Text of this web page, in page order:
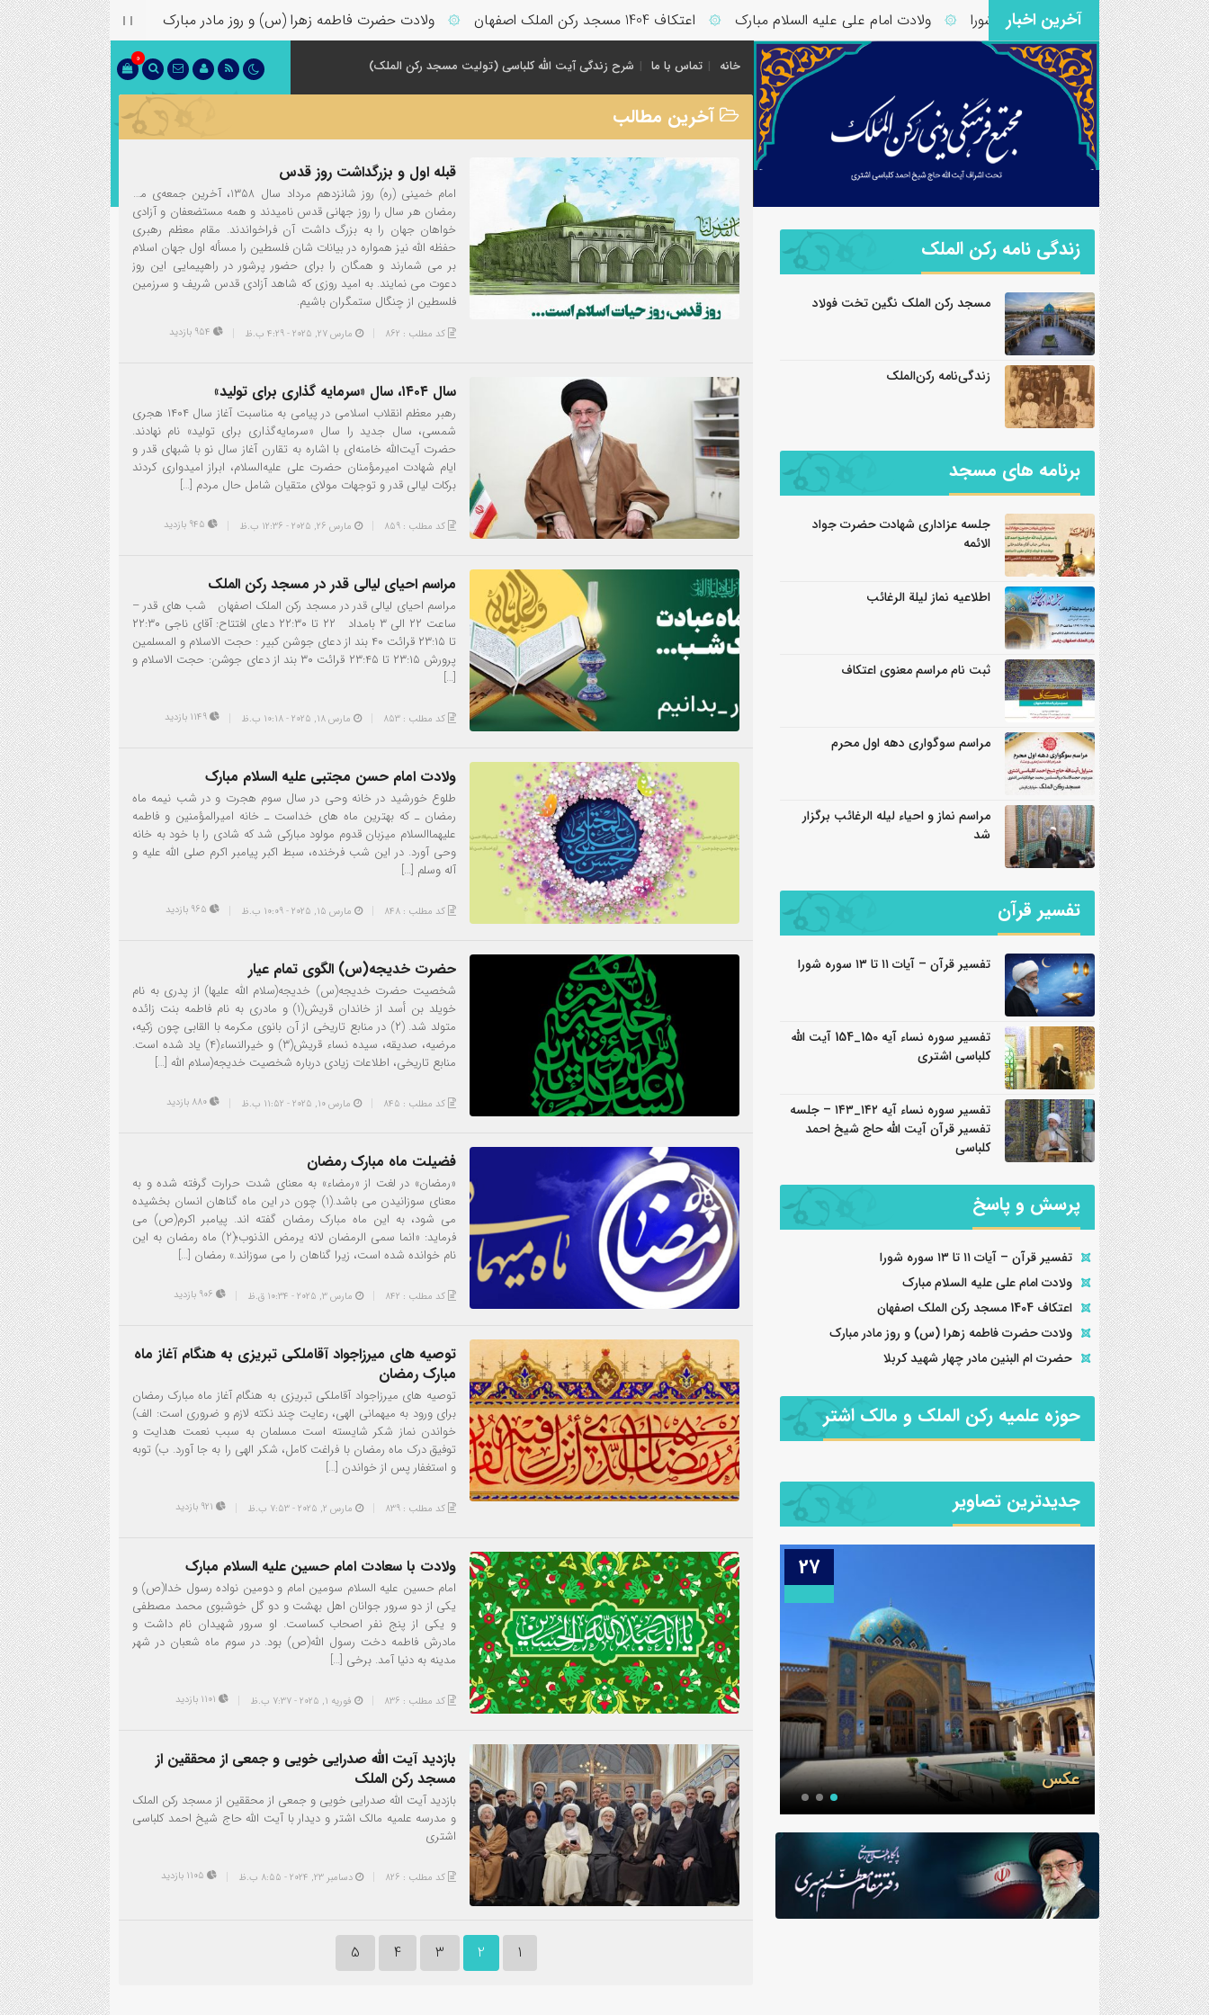
آخرین اخبار – آیات ۱۱ تا ۱۳ سوره شورا ۞ ولادت امام علی علیه السلام مبارک ۞ اعتکاف 1404 مسجد رکن الملک اصفهان ۞ ولادت حضرت فاطمه زهرا (س) و روز مادر مبارک
خانه تماس با ما شرح زندگی آیت الله کلباسی (تولیت مسجد رکن الملک) 0
آخرین مطالب
قبله اول و بزرگداشت روز قدس
امام خمینی (ره) روز شانزدهم مرداد سال 1358، آخرین جمعه‌ی ماه
رمضان هر سال را روز جهانی قدس نامیدند و همه‌ مستضعفان و آزادی‌
خواهان جهان را به بزرگ‌ داشت آن فراخواندند. مقام معظم رهبری
حفظه الله نیز همواره در بیانات شان فلسطین را مسأله اول جهان اسلام
بر می شمارند و همگان را برای حضور پرشور در راهپیمایی این روز
دعوت می نمایند. به امید روزی که شاهد آزادی قدس شریف و سرزمین
فلسطین از چنگال ستمگران باشیم.
کد مطلب : 862 مارس 27, 2025 - 4:29 ب.ظ
سال ۱۴۰۴، سال «سرمایه گذاری برای تولید»
رهبر معظم انقلاب اسلامی در پیامی به مناسبت آغاز سال ۱۴۰۴ هجری
شمسی، سال جدید را سال «سرمایه‌گذاری برای تولید» نام نهادند.
حضرت آیت‌الله خامنه‌ای با اشاره به تقارن آغاز سال نو با شبهای قدر و
ایام شهادت امیرمؤمنان حضرت علی علیه‌السلام، ابراز امیدواری کردند
برکات لیالی قدر و توجهات مولای متقیان شامل حال مردم […]
کد مطلب : 859 مارس 26, 2025 - 12:36 ب.ظ
مراسم احیای لیالی قدر در مسجد رکن الملک
مراسم احیای لیالی قدر در مسجد رکن الملک اصفهان شب های قدر –
ساعت ۲۲ الی ۳ بامداد ۲۲ تا ۲۲:۳۰ دعای افتتاح: آقای ناجی ۲۲:۳۰
تا ۲۳:۱۵ قرائت ۴۰ بند از دعای جوشن کبیر : حجت الاسلام و المسلمین
پرورش ۲۳:۱۵ تا ۲۳:۴۵ قرائت ۳۰ بند از دعای جوشن: حجت الاسلام و
[…]
کد مطلب : 853 مارس 18, 2025 - 10:18 ب.ظ
ولادت امام حسن مجتبی علیه السلام مبارک
طلوع خورشید در خانه وحی در سال سوم هجرت و در شب نیمه ماه
رمضان ـ که بهترین ماه های خداست ـ خانه امیرالمؤمنین و فاطمه
علیهماالسلام میزبان قدوم مولود مبارکی شد که شادی را با خود به خانه
وحی آورد. در این شب فرخنده، سبط اکبر پیامبر اکرم صلی الله علیه و
آله وسلم […]
کد مطلب : 848 مارس 15, 2025 - 10:09 ب.ظ
حضرت خدیجه(س) الگوی تمام عیار
شخصیت حضرت خدیجه(س) خدیجه(سلام الله علیها) از پدری به نام
خویلد بن أسد از خاندان قریش(۱) و مادری به نام فاطمه بنت زائده
متولد شد. (۲) در منابع تاریخی از آن بانوی مکرمه با القابی چون زکیه،
مرضیه، صدیقه، سیده نساء قریش(۳) و خیرالنساء(۴) یاد شده است.
منابع تاریخی، اطلاعات زیادی درباره شخصیت خدیجه(سلام الله […]
کد مطلب : 845 مارس 10, 2025 - 11:52 ب.ظ
فضیلت ماه مبارک رمضان
«رمضان» در لغت از «رمضاء» به معنای شدت حرارت گرفته شده و به
معنای سوزانیدن می باشد.(1) چون در این ماه گناهان انسان بخشیده
می شود، به این ماه مبارک رمضان گفته اند. پیامبر اکرم(ص) می
فرماید: «انما سمی الرمضان لانه یرمض الذنوب؛(2) ماه رمضان به این
نام خوانده شده است، زیرا گناهان را می سوزاند.» رمضان […]
کد مطلب : 842 مارس 3, 2025 - 10:34 ق.ظ
توصیه های میرزاجواد آقاملکی تبریزی به هنگام آغاز ماه
مبارک رمضان
توصیه های میرزاجواد آقاملکی تبریزی به هنگام آغاز ماه مبارک رمضان
برای ورود به میهمانی الهی، رعایت چند نکته لازم و ضروری است: الف)
خواندن نماز شکر شایسته است مسلمان به سبب نعمت هدایت و
توفیق درک ماه رمضان با فراغت کامل، شکر الهی را به جا آورد. ب) توبه
و استغفار پس از خواندن […]
کد مطلب : 839 مارس 2, 2025 - 7:53 ب.ظ
ولادت با سعادت امام حسین علیه السلام مبارک
امام حسین علیه السلام سومین امام و دومین نواده رسول خدا(ص) و
یکی از دو سرور جوانان اهل بهشت و دو گل خوشبوی محمد مصطفی
و یکی از پنج نفر اصحاب کساست. او سرور شهیدان نام داشت و
مادرش فاطمه دخت رسول الله(ص) بود. در سوم ماه شعبان در شهر
مدینه به دنیا آمد. برخی […]
کد مطلب : 836 فوریه 1, 2025 - 7:37 ب.ظ
بازدید آیت الله صدرایی خویی و جمعی از محققین از
مسجد رکن الملک
بازدید آیت الله صدرایی خویی و جمعی از محققین از مسجد رکن الملک
و مدرسه علمیه مالک اشتر و دیدار با آیت الله حاج شیخ احمد کلباسی
اشتری
کد مطلب : 826 دسامبر 23, 2024 - 8:55 ب.ظ
1
2
3
4
5
زندگی نامه رکن الملک
مسجد رکن الملک نگین تخت فولاد
زندگی‌نامه رکن‌الملک
برنامه های مسجد
جلسه عزاداری شهادت حضرت جواد
الائمه
اطلاعیه نماز لیلة الرغائب
ثبت نام مراسم معنوی اعتکاف
مراسم سوگواری دهه اول محرم
مراسم نماز و احیاء لیله الرغائب برگزار
شد
تفسیر قرآن
تفسیر قرآن – آیات ۱۱ تا ۱۳ سوره شورا
تفسیر سوره نساء آیه 150_154 آیت الله
کلباسی اشتری
تفسیر سوره نساء آیه ۱۴۲_۱۴۳ – جلسه
تفسیر قرآن آیت الله حاج شیخ احمد
کلباسی
پرسش و پاسخ
تفسیر قرآن – آیات ۱۱ تا ۱۳ سوره شورا
ولادت امام علی علیه السلام مبارک
اعتکاف 1404 مسجد رکن الملک اصفهان
ولادت حضرت فاطمه زهرا (س) و روز مادر مبارک
حضرت ام البنین مادر چهار شهید کربلا
حوزه علمیه رکن الملک و مالک اشتر
جدیدترین تصاویر
27
08
محراب مسجد رکن الملک
25
27
عکس محراب مسجد رکن